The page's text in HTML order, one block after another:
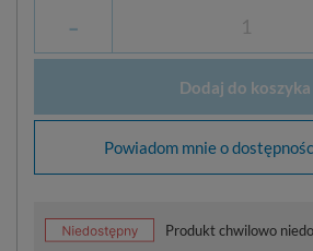
-
Dodaj do koszyka
Powiadom mnie o
Produkt chwilowo